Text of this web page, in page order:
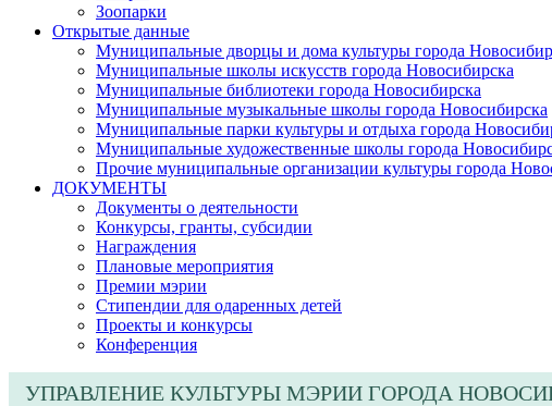
Зоопарки
Открытые данные
Муниципальные дворцы и дома культуры города
Муниципальные школы искусств города Новосибирска
Муниципальные библиотеки города Новосибирска
Муниципальные музыкальные школы города Новосибирска
Муниципальные парки культуры и отдыха города
Муниципальные художественные школы города
Прочие муниципальные организации культуры города
ДОКУМЕНТЫ
Документы о деятельности
Конкурсы, гранты, субсидии
Награждения
Плановые мероприятия
Премии мэрии
Стипендии для одаренных детей
Проекты и конкурсы
Конференция
УПРАВЛЕНИЕ КУЛЬТУРЫ МЭРИИ ГОРОДА